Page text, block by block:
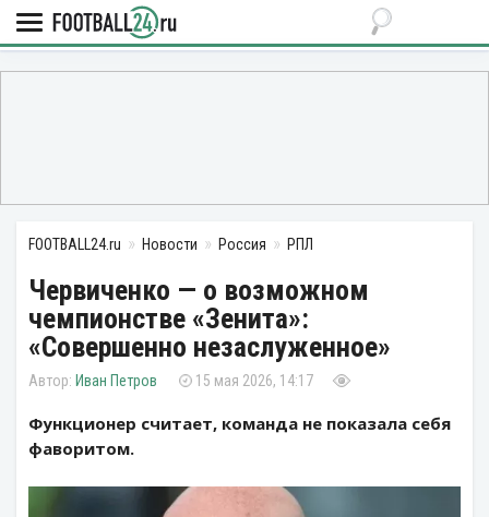
FOOTBALL24.ru Новости Россия РПЛ
Червиченко — о возможном
чемпионстве «Зенита»:
«Совершенно незаслуженное»
Иван Петров 15 мая 2026, 14:17
Функционер считает, команда не показала себя
фаворитом.